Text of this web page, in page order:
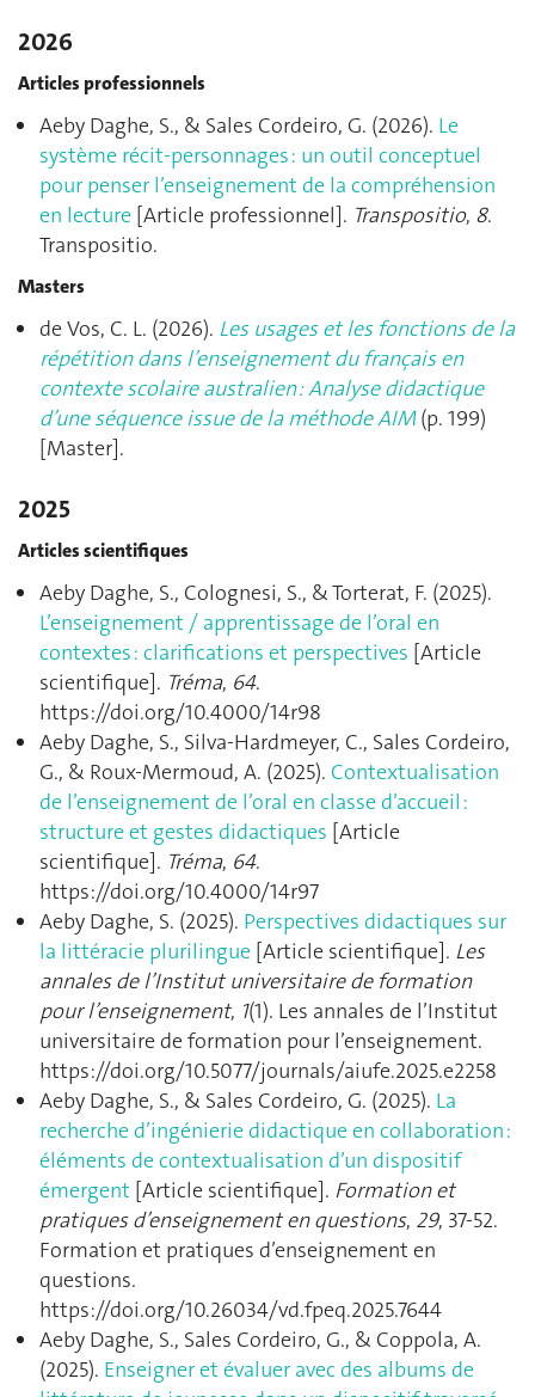
2026
Articles professionnels
Aeby Daghe, S., & Sales Cordeiro, G. (2026). Le
système récit-personnages : un outil conceptuel
pour penser l’enseignement de la compréhension
en lecture [Article professionnel]. Transpositio, 8.
Transpositio.
Masters
de Vos, C. L. (2026). Les usages et les fonctions de la
répétition dans l’enseignement du français en
contexte scolaire australien : Analyse didactique
d’une séquence issue de la méthode AIM(p. 199)
[Master].
2025
Articles scientifiques
Aeby Daghe, S., Colognesi, S., & Torterat, F. (2025).
L’enseignement / apprentissage de l’oral en
contextes : clarifications et perspectives [Article
scientifique]. Tréma, 64.
https://doi.org/10.4000/14r98
Aeby Daghe, S., Silva-Hardmeyer, C., Sales Cordeiro,
G., & Roux-Mermoud, A. (2025). Contextualisation
de l’enseignement de l’oral en classe d’accueil :
structure et gestes didactiques [Article
scientifique]. Tréma, 64.
https://doi.org/10.4000/14r97
Aeby Daghe, S. (2025). Perspectives didactiques sur
la littéracie plurilingue [Article scientifique]. Les
annales de l’Institut universitaire de formation
pour l’enseignement, 1(1). Les annales de l’Institut
universitaire de formation pour l’enseignement.
https://doi.org/10.5077/journals/aiufe.2025.e2258
Aeby Daghe, S., & Sales Cordeiro, G. (2025). La
recherche d’ingénierie didactique en collaboration :
éléments de contextualisation d’un dispositif
émergent [Article scientifique]. Formation et
pratiques d’enseignement en questions, 29, 37‑52.
Formation et pratiques d’enseignement en
questions.
https://doi.org/10.26034/vd.fpeq.2025.7644
Aeby Daghe, S., Sales Cordeiro, G., & Coppola, A.
(2025). Enseigner et évaluer avec des albums de